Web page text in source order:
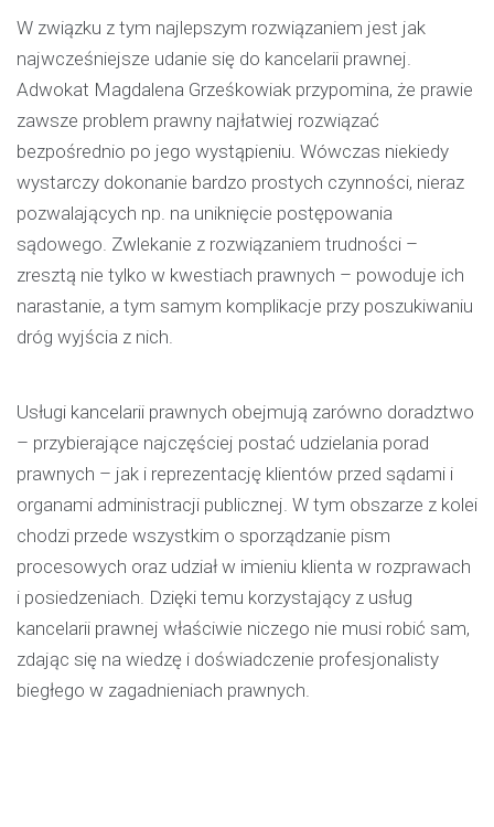
W związku z tym najlepszym rozwiązaniem jest jak
najwcześniejsze udanie się do kancelarii prawnej.
Adwokat Magdalena Grześkowiak przypomina, że prawie
zawsze problem prawny najłatwiej rozwiązać
bezpośrednio po jego wystąpieniu. Wówczas niekiedy
wystarczy dokonanie bardzo prostych czynności, nieraz
pozwalających np. na uniknięcie postępowania
sądowego. Zwlekanie z rozwiązaniem trudności –
zresztą nie tylko w kwestiach prawnych – powoduje ich
narastanie, a tym samym komplikacje przy poszukiwaniu
dróg wyjścia z nich.
Usługi kancelarii prawnych obejmują zarówno doradztwo
– przybierające najczęściej postać udzielania porad
prawnych – jak i reprezentację klientów przed sądami i
organami administracji publicznej. W tym obszarze z kolei
chodzi przede wszystkim o sporządzanie pism
procesowych oraz udział w imieniu klienta w rozprawach
i posiedzeniach. Dzięki temu korzystający z usług
kancelarii prawnej właściwie niczego nie musi robić sam,
zdając się na wiedzę i doświadczenie profesjonalisty
biegłego w zagadnieniach prawnych.